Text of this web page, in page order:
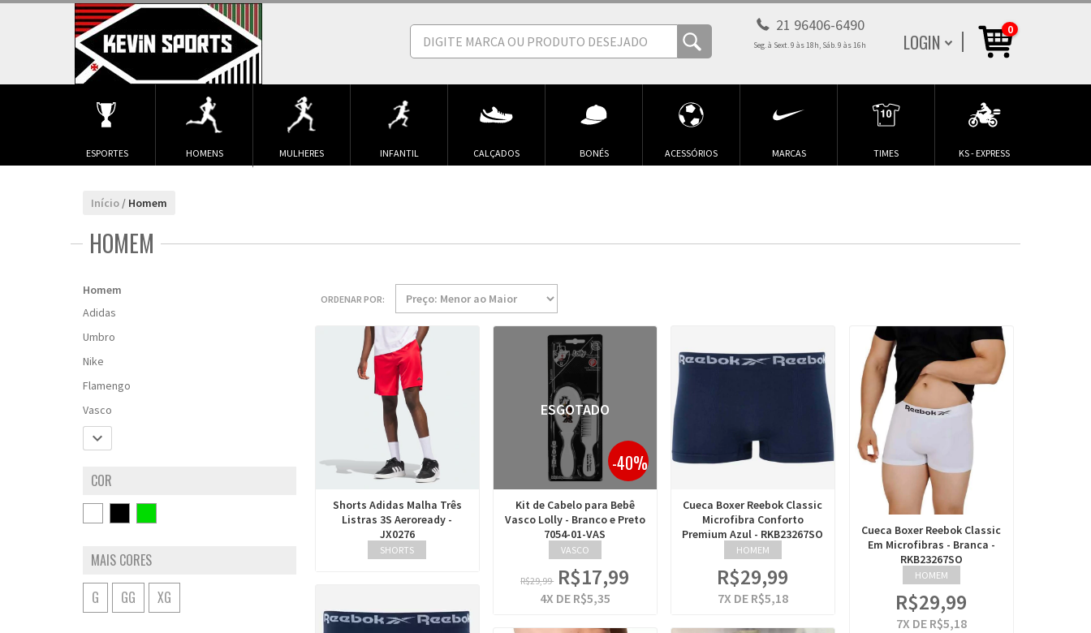
0
LOGIN
21 96406-6490
Seg. à Sext. 9 às 18h, Sáb. 9 às 16h
ESPORTES HOMENS MULHERES INFANTIL CALÇADOS BONÉS ACESSÓRIOS MARCAS TIMES KS - EXPRESS
Início / Homem
HOMEM
Homem
Adidas
Umbro
Nike
Flamengo
Vasco

COR
MAIS CORES
G
GG XG
ORDENAR POR:
Shorts Adidas Malha Três
Listras 3S Aeroready -
JX0276
SHORTS
ESGOTADO
-40%
Kit de Cabelo para Bebê
Vasco Lolly - Branco e Preto
7054-01-VAS
VASCO
R$29,99 R$17,99
4X DE R$5,35
Cueca Boxer Reebok Classic
Microfibra Conforto
Premium Azul - RKB23267SO
HOMEM
R$29,99
7X DE R$5,18
Cueca Boxer Reebok Classic
Em Microfibras - Branca -
RKB23267SO
HOMEM
R$29,99
7X DE R$5,18